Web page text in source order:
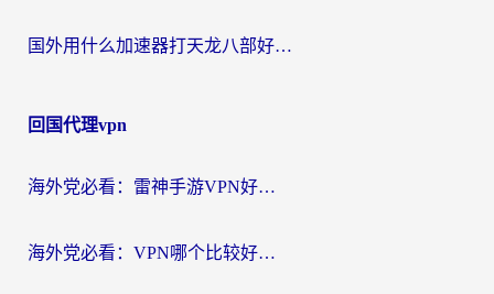
国外用什么加速器打天龙八部好？2026海外玩家国服游戏加速全攻略
回国代理vpn
海外党必看：雷神手游VPN好用吗？和天速回国VPN对比哪个回国效果更好？附实用加速器选择指南
海外党必看：VPN哪个比较好用？3分钟找到适合你的回国加速方案